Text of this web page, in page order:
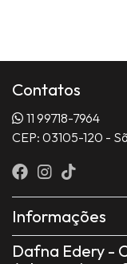
Contatos
11 99718-7964
CEP: 03105-120 -
Informações
Dafna Edery -